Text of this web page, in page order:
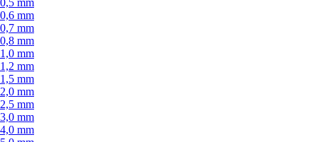
0,5 mm
0,6 mm
0,7 mm
0,8 mm
1,0 mm
1,2 mm
1,5 mm
2,0 mm
2,5 mm
3,0 mm
4,0 mm